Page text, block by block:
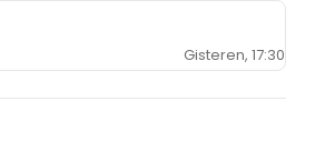
Gisteren, 17:30